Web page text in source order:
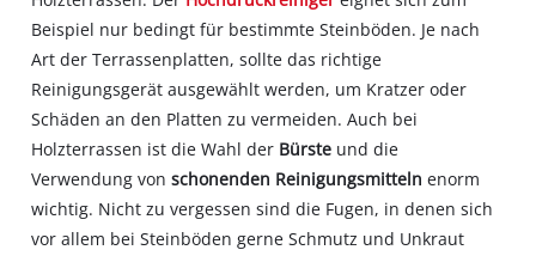
Beispiel nur bedingt für bestimmte Steinböden. Je nach
Art der Terrassenplatten, sollte das richtige
Reinigungsgerät ausgewählt werden, um Kratzer oder
Schäden an den Platten zu vermeiden. Auch bei
Holzterrassen ist die Wahl der Bürste und die
Verwendung vonschonenden Reinigungsmitteln enorm
wichtig. Nicht zu vergessen sind die Fugen, in denen sich
vor allem bei Steinböden gerne Schmutz und Unkraut